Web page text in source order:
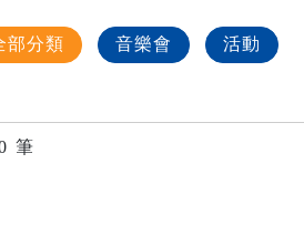
部分類 音樂會 活動
筆